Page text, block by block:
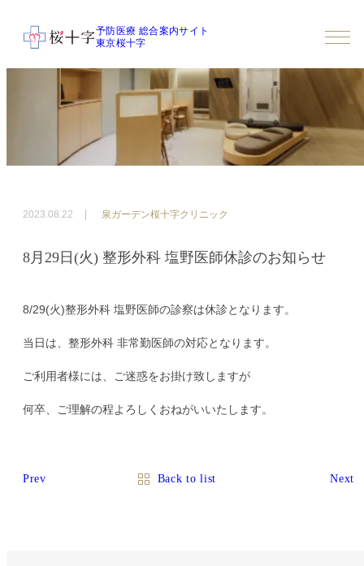
予防医療 総合案内サイト
東京桜十字
8月29日(火) 整形外科 塩野医師休診のお知らせ
2023.08.22 泉ガーデン桜十字クリニック
8/29(火)整形外科 塩野医師の診察は休診となります。
当日は、整形外科 非常勤医師の対応となります。
ご利用者様には、ご迷惑をお掛け致しますが
何卒、ご理解の程よろしくおねがいいたします。
Prev Back to list Next